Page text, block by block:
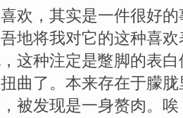
欢，其实是一件很好
地将我对它的这种喜
这种注定是蹩脚的表
曲了。本来存在于朦
被发现是一身赘肉。